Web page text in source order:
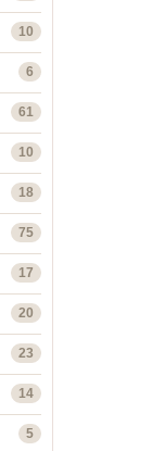
10
6
61
10
18
75
17
20
23
14
5